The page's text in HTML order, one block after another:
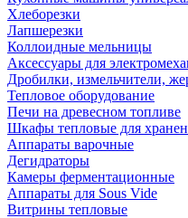
Хлеборезки
Лапшерезки
Коллоидные мельницы
Аксессуары для
Дробилки, измельчители,
Тепловое оборудование
Печи на древесном топливе
Шкафы тепловые для
Аппараты варочные
Дегидраторы
Камеры ферментационные
Аппараты для Sous Vide
Витрины тепловые